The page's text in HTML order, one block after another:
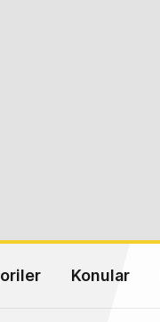
Konular